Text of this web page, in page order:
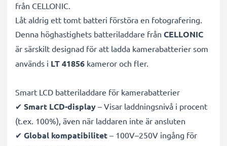
från CELLONIC.
Låt aldrig ett tomt batteri förstöra en fotografering.
Denna höghastighets batteriladdare från CELLONIC
är särskilt designad för att ladda kamerabatterier som
används i LT 41856 kameror och fler.
Smart LCD batteriladdare för kamerabatterier
✔ Smart LCD-display – Visar laddningsnivå i procent
(t.ex. 100%), även när laddaren inte är ansluten
✔ Global kompatibilitet – 100V–250V ingång för